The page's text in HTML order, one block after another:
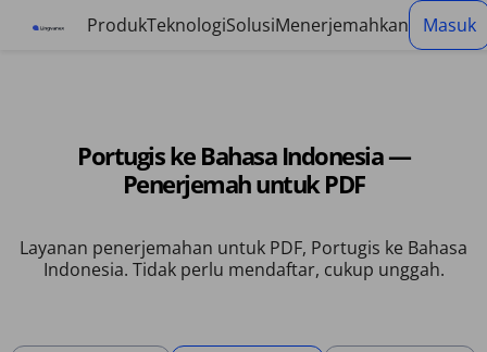
ProdukTeknologiSolusiMenerjemahkan Masuk
Portugis ke Bahasa Indonesia —
Penerjemah untuk PDF
Layanan penerjemahan untuk PDF, Portugis ke Bahasa
Indonesia. Tidak perlu mendaftar, cukup unggah.